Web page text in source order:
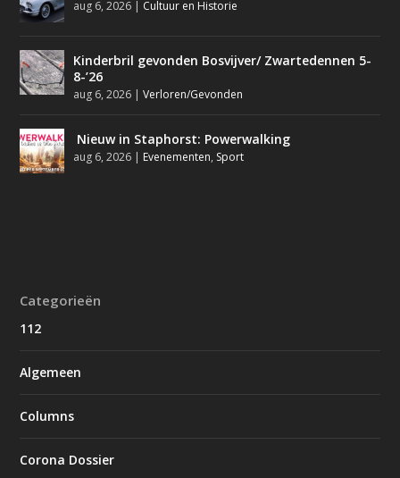
aug 6, 2026 | Cultuur en Historie
Kinderbril gevonden Bosvijver/ Zwartedennen 5-
8-’26
aug 6, 2026 |Verloren/Gevonden
Nieuw in Staphorst: Powerwalking
aug 6, 2026 | Evenementen, Sport
Categorieën
112
Algemeen
Columns
Corona Dossier